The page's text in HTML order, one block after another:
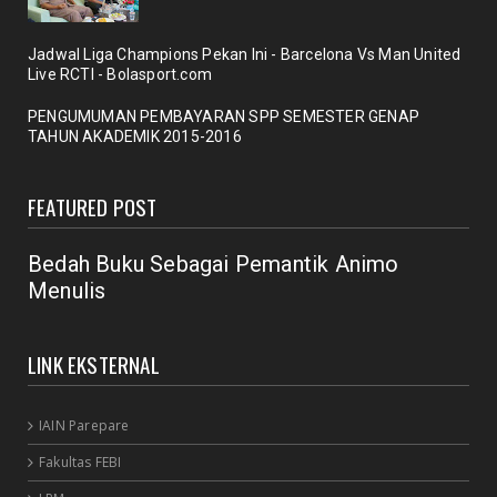
Membicarakan Kesiapan perpustakaan bagi
pemustaka baru
September 29, 2020
Mengobrol cara baru "New Library"
New Normal: peluang inovasi program perpustakaan
July 18, 2020
Jadwal Liga Champions Pekan Ini - Barcelona Vs Man United
Live RCTI - Bolasport.com
PENGUMUMAN PEMBAYARAN SPP SEMESTER GENAP
TAHUN AKADEMIK 2015-2016
FEATURED POST
Bedah Buku Sebagai Pemantik Animo
Menulis
LINK EKSTERNAL
IAIN Parepare
Fakultas FEBI